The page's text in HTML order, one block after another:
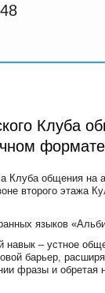
Клуба
формате
Клуба общения на
второго этажа
языков
навык – устное
барьер,
фразы и обретая